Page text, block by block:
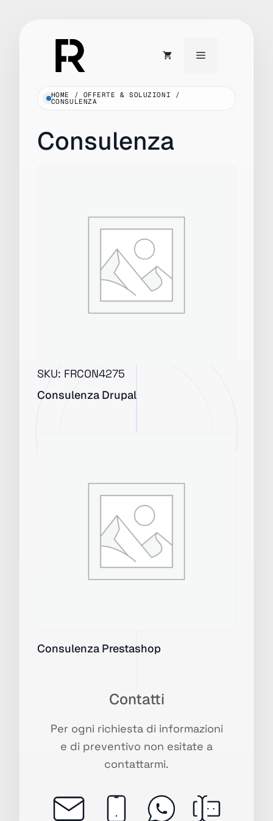
Menu
HOME / OFFERTE & SOLUZIONI /
CONSULENZA
Consulenza
SKU: FRCON4275
Consulenza Drupal
Consulenza Prestashop
Contatti
Per ogni richiesta di informazioni
e di preventivo non esitate a
contattarmi.